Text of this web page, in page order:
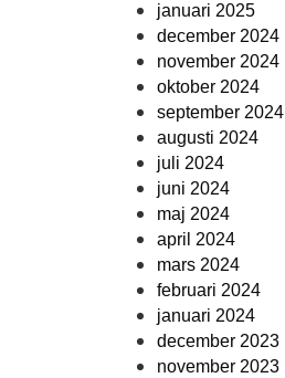
januari 2025
december 2024
november 2024
oktober 2024
september 2024
augusti 2024
juli 2024
juni 2024
maj 2024
april 2024
mars 2024
februari 2024
januari 2024
december 2023
november 2023